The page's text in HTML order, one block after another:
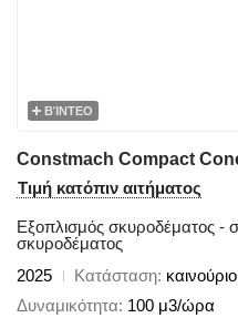
ΒΊΝΤΕΟ
Τιμή κατόπιν αιτήματος
Εξοπλισμός σκυροδέματος -
σκυροδέματος
2025
Κατάσταση καινούριο
Δυναμικότητα 100 μ3/ώρα